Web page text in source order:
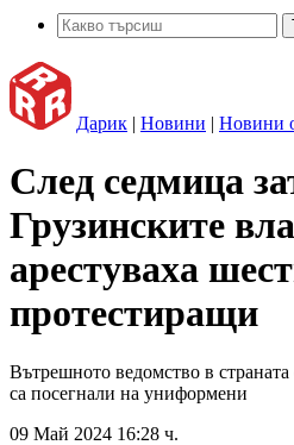
Дарик | Новини | Новини
След седмица
Грузинските
арестуваха
протестиращи
Вътрешното ведомство в
са посегнали на униформени
09 Май 2024 16:28 ч.